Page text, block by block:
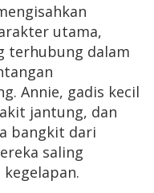
utama,
terhubung dalam
Annie, gadis kecil
jantung, dan
bangkit dari
saling